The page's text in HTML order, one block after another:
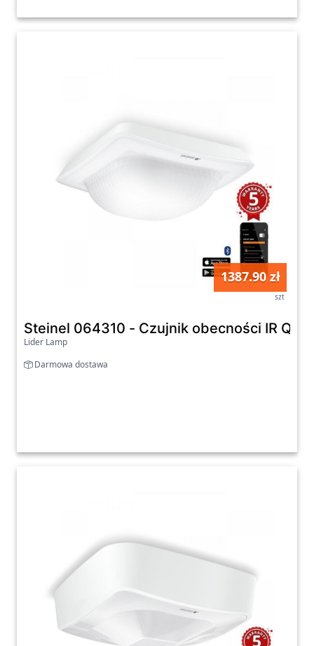
1387.90 zł
szt
Steinel 064310 - Czujnik obecności IR
Lider Lamp
Darmowa dostawa